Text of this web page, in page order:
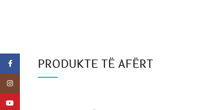
PRODUKTE TË AFËRT
Facebook